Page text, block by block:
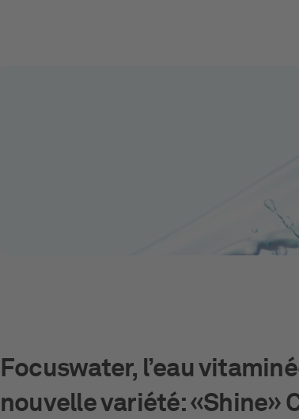
Focuswater, l’eau
nouvelle variété: «Shine»